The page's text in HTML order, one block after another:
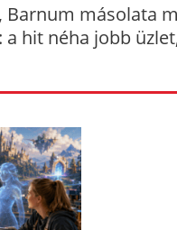
másolata
hit néha jobb